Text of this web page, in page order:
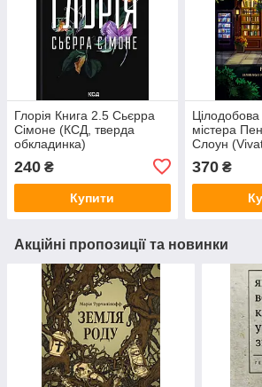
Глорія Книга 2.5 Сьєрра
Сімоне (КСД, тверда
обкладинка)
240 ₴
Купити
Цілодобова
містера
Слоун
370₴
Акційні пропозиції та новинки